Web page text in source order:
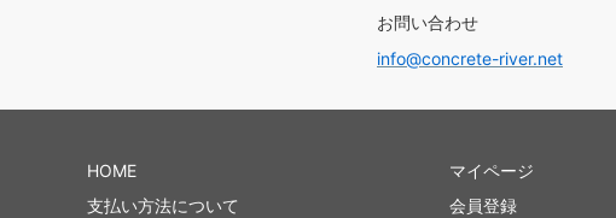
お問い合わせ
info@concrete-river.net
HOME
支払い方法について
マイページ
会員登録